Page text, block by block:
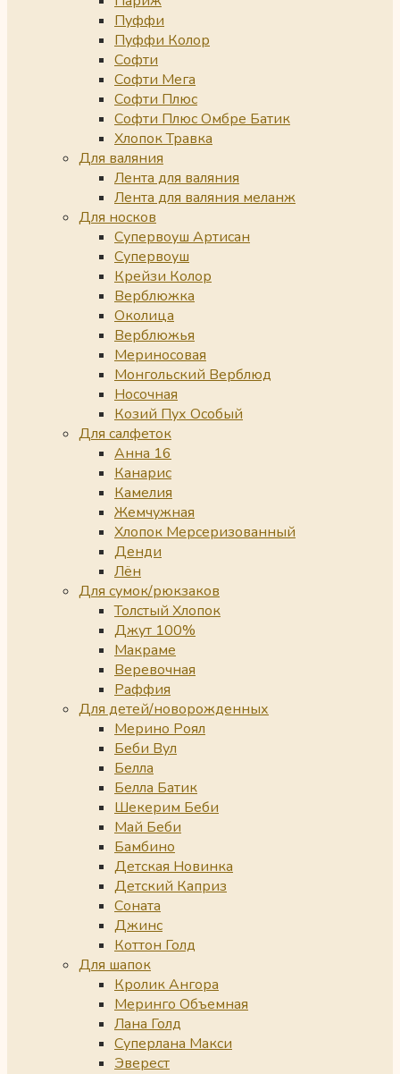
Пуффи
Пуффи Колор
Софти
Софти Мега
Софти Плюс
Софти Плюс Омбре Батик
Хлопок Травка
Для валяния
Лента для валяния
Лента для валяния меланж
Для носков
Супервоуш Артисан
Супервоуш
Крейзи Колор
Верблюжка
Околица
Верблюжья
Мериносовая
Монгольский Верблюд
Носочная
Козий Пух Особый
Для салфеток
Анна 16
Канарис
Камелия
Жемчужная
Хлопок Мерсеризованный
Денди
Лён
Для сумок/рюкзаков
Толстый Хлопок
Джут 100%
Макраме
Веревочная
Раффия
Для детей/новорожденных
Мерино Роял
Беби Вул
Белла
Белла Батик
Шекерим Беби
Май Беби
Бамбино
Детская Новинка
Детский Каприз
Соната
Джинс
Коттон Голд
Для шапок
Кролик Ангора
Меринго Объемная
Лана Голд
Суперлана Макси
Эверест